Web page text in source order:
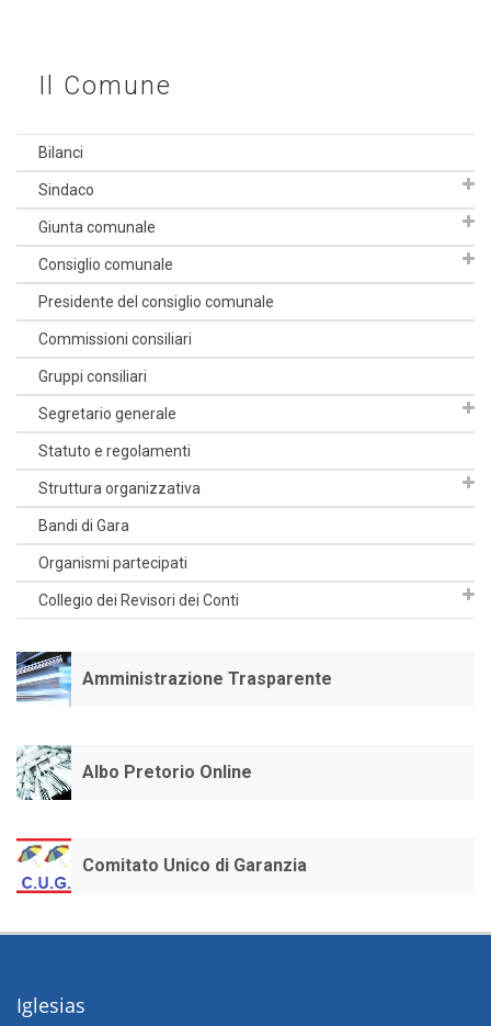
Il Comune
Bilanci
Sindaco
Giunta comunale
Consiglio comunale
Presidente del consiglio comunale
Commissioni consiliari
Gruppi consiliari
Segretario generale
Statuto e regolamenti
Struttura organizzativa
Bandi di Gara
Organismi partecipati
Collegio dei Revisori dei Conti
Amministrazione Trasparente
Albo Pretorio Online
Comitato Unico di Garanzia
Iglesias